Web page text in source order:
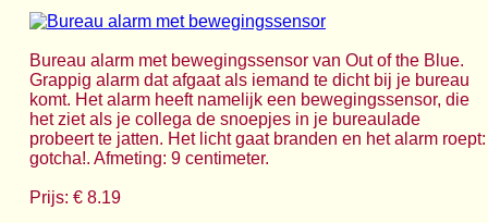
Bureau alarm met bewegingssensor van Out of the Blue.
Grappig alarm dat afgaat als iemand te dicht bij je bureau
komt. Het alarm heeft namelijk een bewegingssensor, die
het ziet als je collega de snoepjes in je bureaulade
probeert te jatten. Het licht gaat branden en het alarm roept:
gotcha!. Afmeting: 9 centimeter.
Prijs: € 8.19